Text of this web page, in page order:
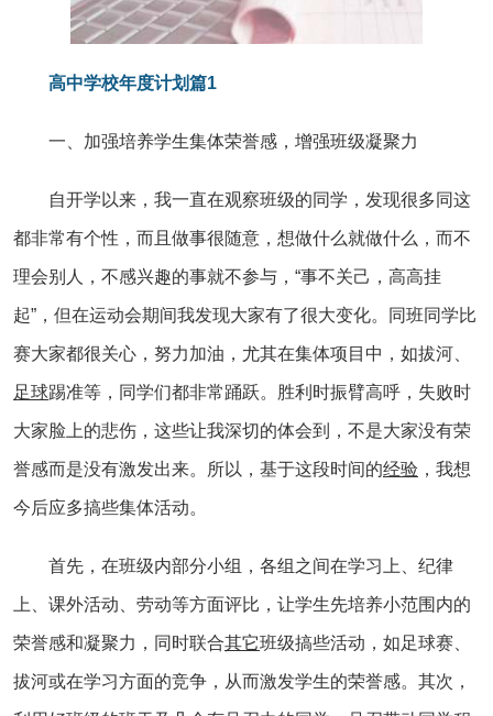
高中学校年度计划篇1
一、加强培养学生集体荣誉感，增强班级凝聚力
自开学以来，我一直在观察班级的同学，发现很多同这
都非常有个性，而且做事很随意，想做什么就做什么，而不
理会别人，不感兴趣的事就不参与，“事不关己，高高挂
起”，但在运动会期间我发现大家有了很大变化。同班同学比
赛大家都很关心，努力加油，尤其在集体项目中，如拔河、
足球踢准等，同学们都非常踊跃。胜利时振臂高呼，失败时
大家脸上的悲伤，这些让我深切的体会到，不是大家没有荣
誉感而是没有激发出来。所以，基于这段时间的经验 ，我想
今后应多搞些集体活动。
首先，在班级内部分小组，各组之间在学习上、纪律
上、课外活动、劳动等方面评比，让学生先培养小范围内的
荣誉感和凝聚力，同时联合其它班级搞些活动，如足球赛、
拔河或在学习方面的竞争，从而激发学生的荣誉感。其次，